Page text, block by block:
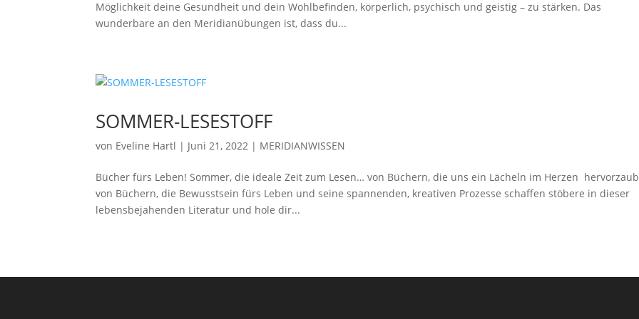
Möglichkeit deine Gesundheit und dein Wohlbefinden, körperlich, psychisch und geistig – zu stärken. Das
wunderbare an den Meridianübungen ist, dass du...
SOMMER-LESESTOFF
von Eveline Hartl | Juni 21, 2022 | MERIDIANWISSEN
Bücher fürs Leben! Sommer, die ideale Zeit zum Lesen… von Büchern, die uns ein Lächeln im Herzen
von Büchern, die Bewusstsein fürs Leben und seine spannenden, kreativen Prozesse schaffen stöbere in dieser
lebensbejahenden Literatur und hole dir...